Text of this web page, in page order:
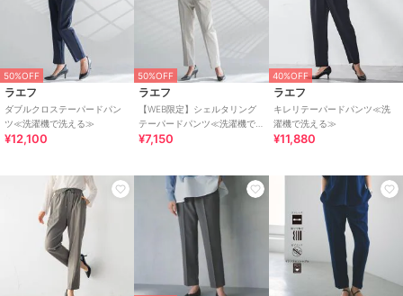
50%OFF
ラエフ
ダブルクロステーパードパン
ツ≪洗濯機で洗える≫
¥12,100
50%OFF
ラエフ
【WEB限定】シェルタリング
テーパードパンツ≪洗濯機で
洗える≫
¥7,150
40%OFF
ラエフ
キレリテーパードパンツ≪洗
濯機で洗える≫
¥11,880